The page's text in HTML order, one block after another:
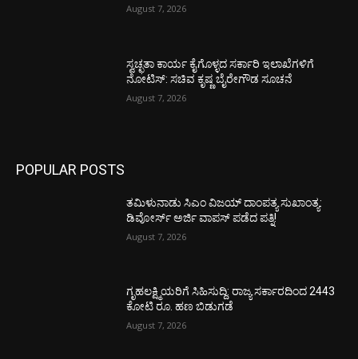
August 7, 2026
ಸ್ವಚ್ಛತಾ ಕಾರ್ಯ ಕೈಗೊಳ್ಳದ ಸರ್ಕಾರಿ ಇಲಾಖೆಗಳಿಗೆ
ನೋಟಿಸ್: ಸಚಿವ ಕೃಷ್ಣ ಬೈರೇಗೌಡ ಸೂಚನೆ
August 7, 2026
POPULAR POSTS
ತಮಿಳುನಾಡು ಸಿಎಂ ವಿಜಯ್‌ ದಾಂಪತ್ಯ ಸುಖಾಂತ್ಯ:
ಡಿವೋರ್ಸ್‌ ಅರ್ಜಿ ವಾಪಸ್‌ ಪಡೆದ ಪತ್ನಿ!
August 7, 2026
ಗೃಹಲಕ್ಷ್ಮಿಯರಿಗೆ ಸಿಹಿಸುದ್ದಿ: ರಾಜ್ಯ ಸರ್ಕಾರದಿಂದ 2443
ಕೋಟಿ ರೂ. ಹಣ ಬಿಡುಗಡೆ
August 7, 2026